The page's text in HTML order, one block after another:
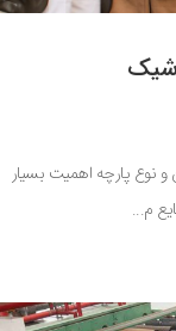
شیک
نوع پارچه اهمیت بسیار
م...